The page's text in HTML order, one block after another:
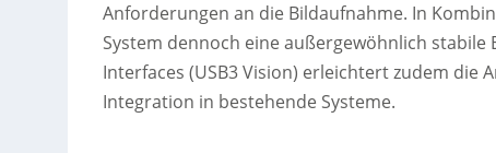
Anforderungen an die Bildaufnahme. In
System dennoch eine außergewöhnlich
Interfaces (USB3 Vision) erleichtert zudem die
Integration in bestehende Systeme.